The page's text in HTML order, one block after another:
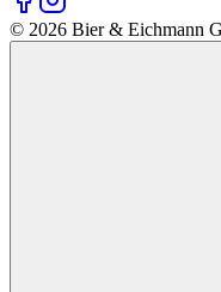
© 2026 Bier & Eichmann